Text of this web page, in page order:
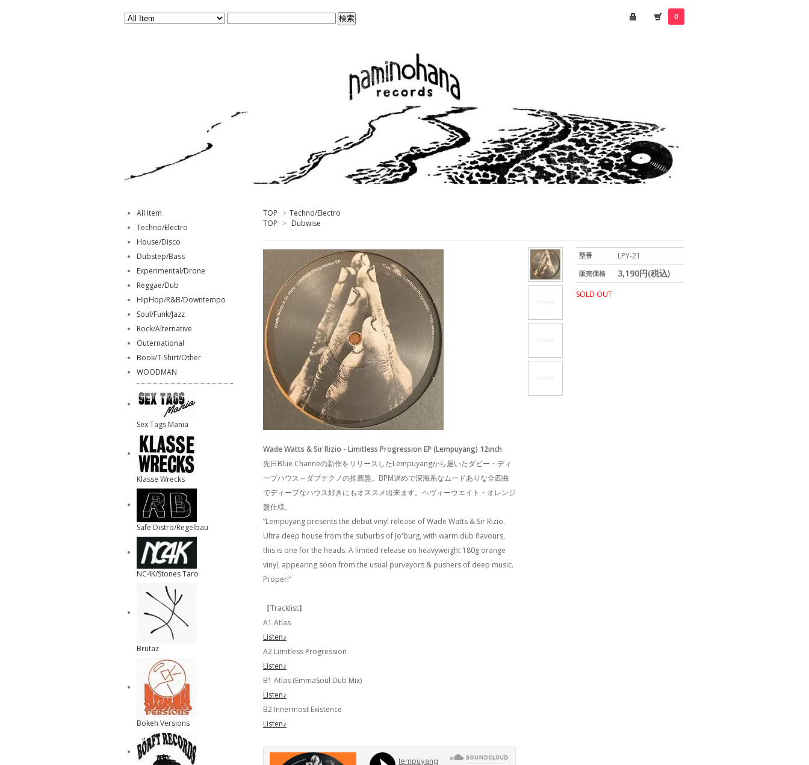
0
TOP > Techno/Electro
TOP > Dubwise
型番 LPY-21
販売価格 3,190円(税込)
SOLD OUT
Wade Watts & Sir Rizio - Limitless Progression EP (Lempuyang) 12inch
先日Blue Channeの新作をリリースしたLempuyangから届いたダビー・ディ
ープハウス～ダブテクノの推薦盤。BPM遅めで深海系なムードありな全四曲
でディープなハウス好きにもオススメ出来ます。ヘヴィーウエイト・オレンジ
盤仕様。
”Lempuyang presents the debut vinyl release of Wade Watts & Sir Rizio.
Ultra deep house from the suburbs of Jo'burg, with warm dub flavours,
this is one for the heads. A limited release on heavyweight 180g orange
vinyl, appearing soon from the usual purveyors & pushers of deep music.
Proper!”
【Tracklist】
A1 Atlas
Listen♪
A2 Limitless Progression
Listen♪
B1 Atlas (EmmaSoul Dub Mix)
Listen♪
B2 Innermost Existence
Listen♪
All Item
Techno/Electro
House/Disco
Dubstep/Bass
Experimental/Drone
Reggae/Dub
HipHop/R&B/Downtempo
Soul/Funk/Jazz
Rock/Alternative
Outernational
Book/T-Shirt/Other
WOODMAN
Sex Tags Mania
Klasse Wrecks
Safe Distro/Regelbau
NC4K/Stones Taro
Brutaz
Bokeh Versions